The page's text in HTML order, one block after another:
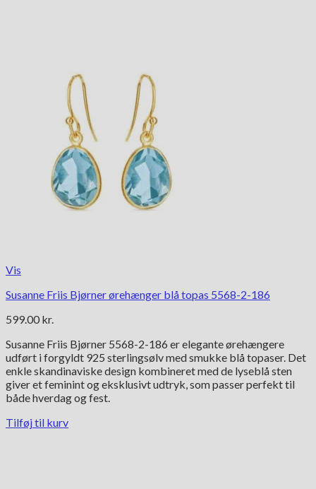
Vis
Susanne Friis Bjørner ørehænger blå topas 5568-2-186
599.00 kr.
Susanne Friis Bjørner 5568-2-186 er elegante ørehængere
udført i forgyldt 925 sterlingsølv med smukke blå topaser. Det
enkle skandinaviske design kombineret med de lyseblå sten
giver et feminint og eksklusivt udtryk, som passer perfekt til
både hverdag og fest.
Tilføj til kurv